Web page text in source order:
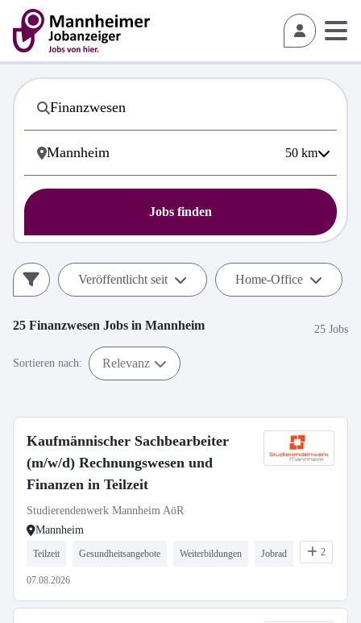
50 km
Jobs finden
Veröffentlicht seit Home-Office
25 Finanzwesen Jobs in Mannheim 25 Jobs
Sortieren nach: Relevanz
Kaufmännischer Sachbearbeiter
(m/w/d) Rechnungswesen und
Finanzen in Teilzeit
Studierendenwerk Mannheim AöR
Mannheim
Teilzeit Gesundheitsangebote Weiterbildungen Jobrad 2
07.08.2026